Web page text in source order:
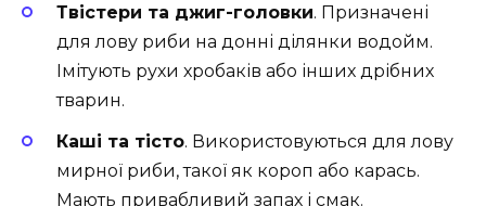
Твістери та джиг-головки. Призначені
для лову риби на донні ділянки водойм.
Імітують рухи хробаків або інших дрібних
тварин.
Каші та тісто. Використовуються для лову
мирної риби, такої як короп або карась.
Мають привабливий запах і смак.